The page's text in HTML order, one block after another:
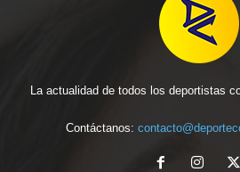
La actualidad de todos los deportistas
Contáctanos: